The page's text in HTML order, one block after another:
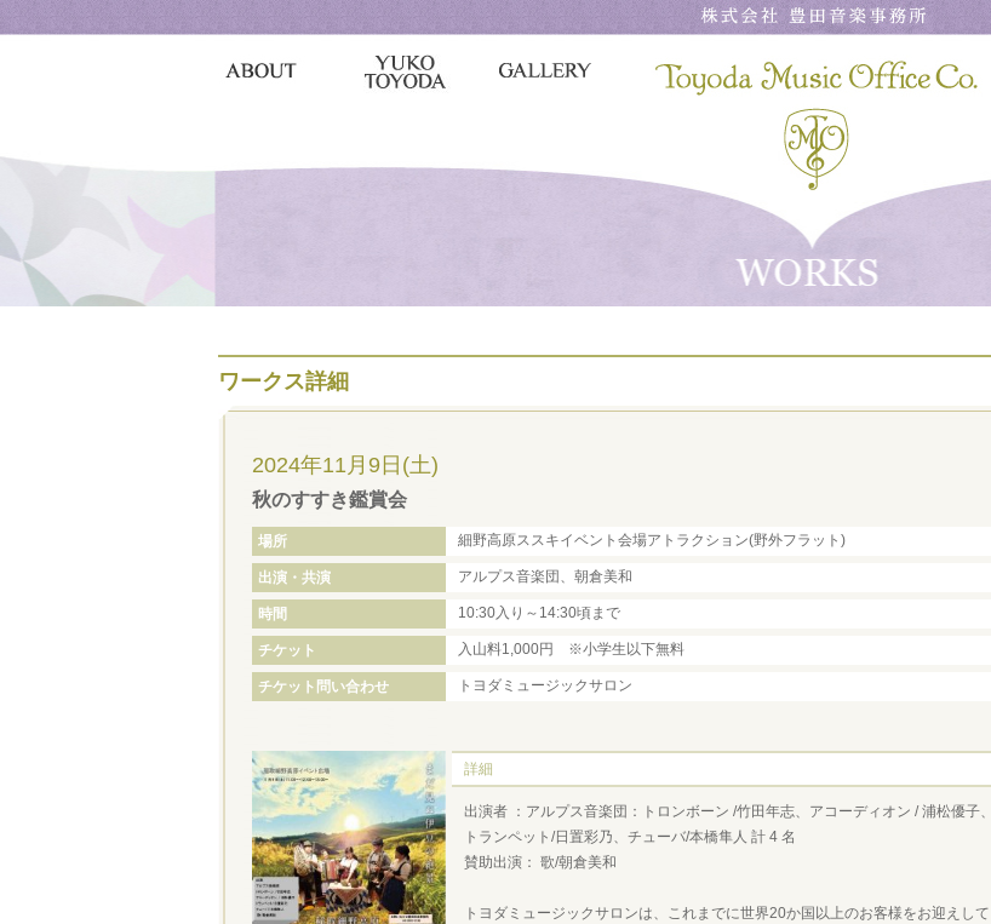
ワークス詳細
2024年11月9日(土)
秋のすすき鑑賞会
場所 細野高原ススキイベント会場アトラクション(野外フラット)
出演・共演 アルプス音楽団、朝倉美和
時間 10:30入り～14:30頃まで
チケット 入山料1,000円 ※小学生以下無料
チケット問い合わせ トヨダミュージックサロン
詳細
出演者 ：アルプス音楽団：トロンボーン /竹田年志、アコーディオン / 浦松優子、
トランペット/日置彩乃、チューバ/本橋隼人 計 4 名
賛助出演： 歌/朝倉美和
トヨダミュージックサロンは、これまでに世界20か国以上のお客様をお迎えして